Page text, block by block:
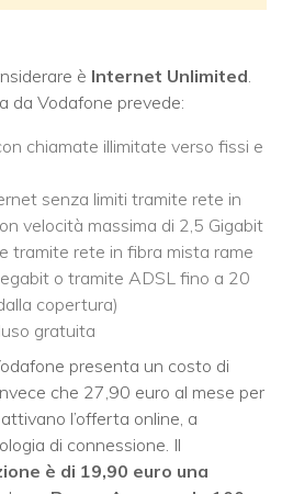
è Internet Unlimited.
da Vodafone prevede:
chiamate illimitate verso fissi e
senza limiti tramite rete in
velocità massima di 2,5 Gigabit
tramite rete in fibra mista rame
o tramite ADSL fino a 20
copertura)
gratuita
presenta un costo di
che 27,90 euro al mese per
l’offerta online, a
di connessione. Il
è di 19,90 euro una